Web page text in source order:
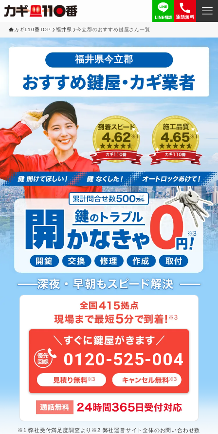
通話無料
カギ110番TOP 福井県 今立郡のおすすめ鍵屋さん一覧
福井県今立郡
0120-525-004
※1 弊社受付満足度調査より※2 弊社運営サイト全体のお問い合わせ数